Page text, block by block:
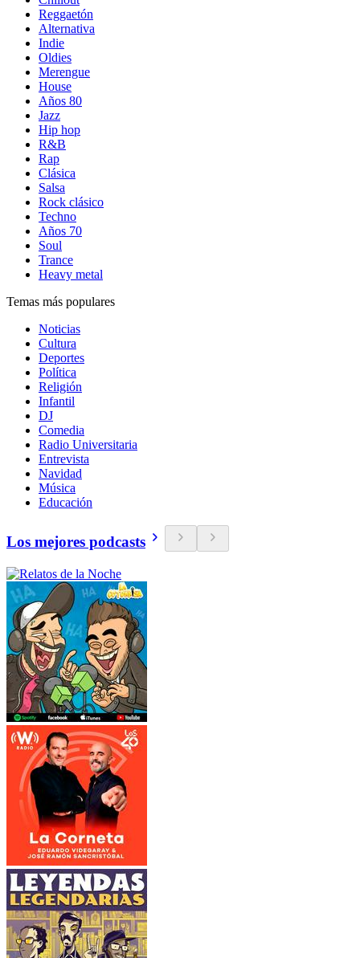
Reggaetón
Alternativa
Indie
Oldies
Merengue
House
Años 80
Jazz
Hip hop
R&B
Rap
Clásica
Salsa
Rock clásico
Techno
Años 70
Soul
Trance
Heavy metal
Temas más populares
Noticias
Cultura
Deportes
Política
Religión
Infantil
DJ
Comedia
Radio Universitaria
Entrevista
Navidad
Música
Educación
Los mejores podcasts